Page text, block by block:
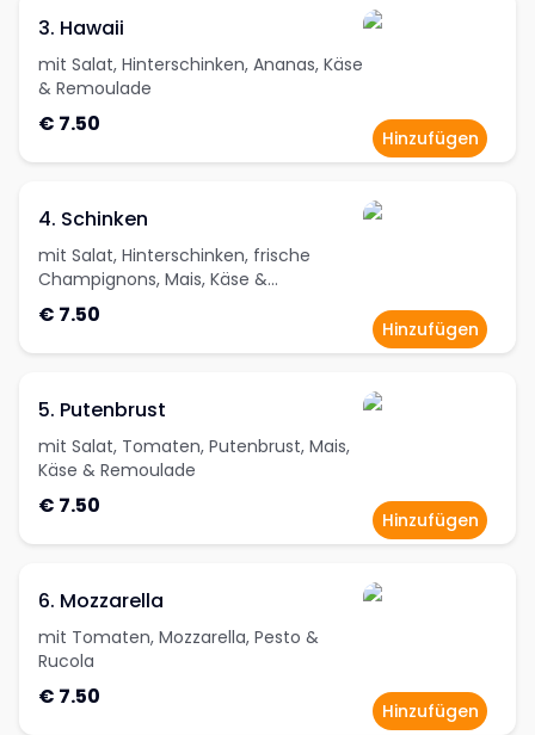
3. Hawaii
mit Salat, Hinterschinken, Ananas, Käse
& Remoulade
€ 7.50
Hinzufügen
4. Schinken
mit Salat, Hinterschinken, frische
Champignons, Mais, Käse &
Remoulade
€ 7.50
Hinzufügen
5. Putenbrust
mit Salat, Tomaten, Putenbrust, Mais,
Käse & Remoulade
€ 7.50
Hinzufügen
6. Mozzarella
mit Tomaten, Mozzarella, Pesto &
Rucola
€ 7.50
Hinzufügen